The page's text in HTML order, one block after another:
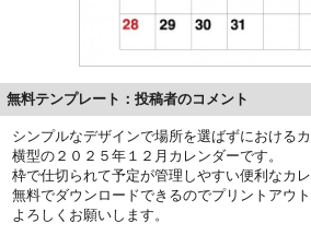
無料テンプレート：投稿者のコメント
シンプルなデザインで場所を選ばずにおける
横型の２０２５年１２月カレンダーです。
枠で仕切られて予定が管理しやすい便利なカレ
無料でダウンロードできるのでプリントアウ
よろしくお願いします。